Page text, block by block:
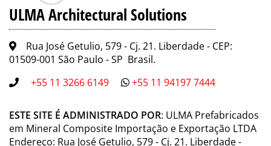
ULMA Architectural Solutions
Rua José Getulio, 579 - Cj. 21. Liberdade - CEP:
01509-001 São Paulo - SP Brasil.
+55 11 3266 6149
+55 11 94197 7444
ESTE SITE É ADMINISTRADO POR: ULMA Prefabricados
em Mineral Composite Importação e Exportação LTDA
Endereço: Rua José Getulio, 579 - Cj. 21. Liberdade -